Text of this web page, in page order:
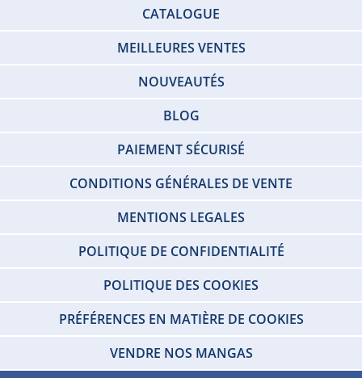
CATALOGUE
MEILLEURES VENTES
NOUVEAUTÉS
BLOG
PAIEMENT SÉCURISÉ
CONDITIONS GÉNÉRALES DE VENTE
MENTIONS LEGALES
POLITIQUE DE CONFIDENTIALITÉ
POLITIQUE DES COOKIES
PRÉFÉRENCES EN MATIÈRE DE COOKIES
VENDRE NOS MANGAS